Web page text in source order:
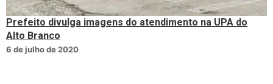
Prefeito divulga imagens do atendimento na UPA do
Alto Branco
6 de julho de 2020